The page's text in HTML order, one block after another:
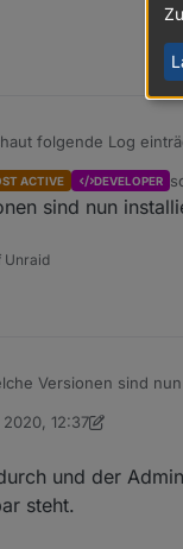
folgende Log
2020-08-29
29
ACTIVE DEVELOPER
sind nun
Unraid
Versionen sind
12:37
und der
steht.